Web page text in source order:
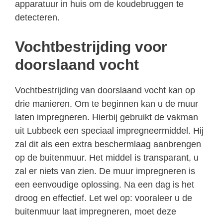
apparatuur in huis om de koudebruggen te
detecteren.
Vochtbestrijding voor
doorslaand vocht
Vochtbestrijding van doorslaand vocht kan op
drie manieren. Om te beginnen kan u de muur
laten impregneren. Hierbij gebruikt de vakman
uit Lubbeek een speciaal impregneermiddel. Hij
zal dit als een extra beschermlaag aanbrengen
op de buitenmuur. Het middel is transparant, u
zal er niets van zien. De muur impregneren is
een eenvoudige oplossing. Na een dag is het
droog en effectief. Let wel op: vooraleer u de
buitenmuur laat impregneren, moet deze